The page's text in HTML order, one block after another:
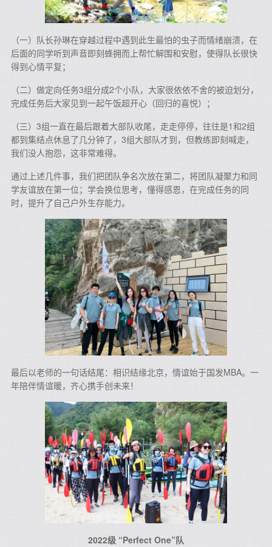
（一）队长孙琳在穿越过程中遇到此生最怕的虫子而情绪崩溃，在
后面的同学听到声音即刻蜂拥而上帮忙解围和安慰，使得队长很快
得到心情平复；
（二）做定向任务3组分成2个小队，大家很依依不舍的被迫划分，
完成任务后大家见到一起午饭超开心（回归的喜悦）；
（三）3组一直在最后跟着大部队收尾，走走停停，往往是1和2组
都到集结点休息了几分钟了，3组大部队才到，但教练即刻喊走，
我们没人抱怨，这非常难得。
通过上述几件事，我们把团队争名次放在第二，将团队凝聚力和同
学友谊放在第一位；学会换位思考，懂得感恩，在完成任务的同
时，提升了自己户外生存能力。
最后以老师的一句话结尾：相识结缘北京，情谊始于国发MBA。⼀
年陪伴情谊暖，齐⼼携⼿创未来！
2022级 “Perfect One”队